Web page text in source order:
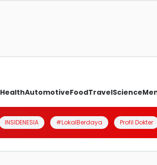
HealthAutomotiveFoodTravelScience
INSIDENESIA #LokalBerdaya Profil Dokter